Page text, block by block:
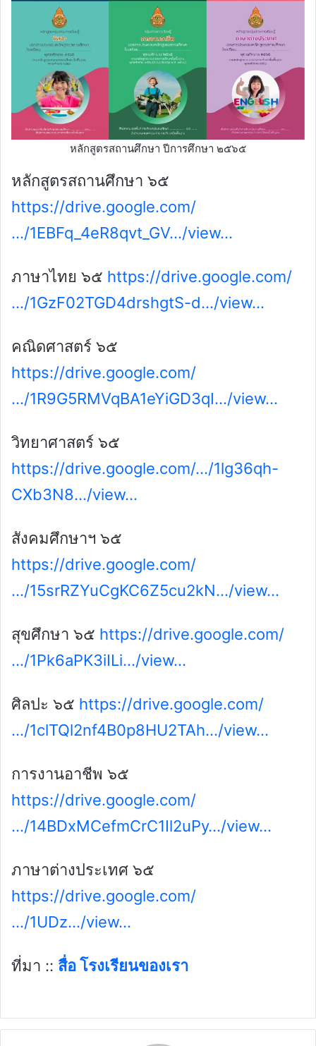
หลักสูตรสถานศึกษา ปีการศึกษา ๒๕๖๕
หลักสูตรสถานศึกษา ๖๕
https://drive.google.com/
…/1EBFq_4eR8qvt_GV…/view…
ภาษาไทย ๖๕ https://drive.google.com/
…/1GzF02TGD4drshgtS-d…/view…
คณิดศาสตร์ ๖๕
https://drive.google.com/
…/1R9G5RMVqBA1eYiGD3qI…/view…
วิทยาศาสตร์ ๖๕
https://drive.google.com/…/1lg36qh-
CXb3N8…/view…
สังคมศึกษาฯ ๖๕
https://drive.google.com/
…/15srRZYuCgKC6Z5cu2kN…/view…
สุขศึกษา ๖๕ https://drive.google.com/
…/1Pk6aPK3iILi…/view…
ศิลปะ ๖๕ https://drive.google.com/
…/1clTQl2nf4B0p8HU2TAh…/view…
การงานอาชีพ ๖๕
https://drive.google.com/
…/14BDxMCefmCrC1Il2uPy…/view…
ภาษาต่างประเทศ ๖๕
https://drive.google.com/
…/1UDz…/view…
ที่มา :: สื่อ โรงเรียนของเรา